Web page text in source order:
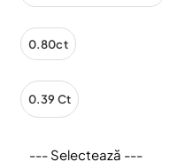
0.80ct
0.39 Ct